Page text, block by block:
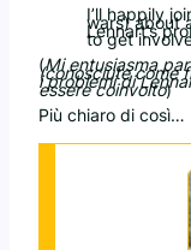
I’ll happily
wars) about
Lennart’s
to get
(Mi entusiasma
(conosciute come
i problemi di
essere coinvolto)
Più chiaro di così…